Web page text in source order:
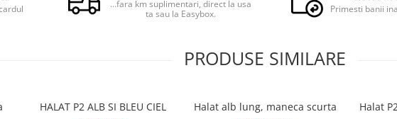
...fara km suplimentari, direct la usa
ta sau la Easybox.
Primesti banii
PRODUSE SIMILARE
HALAT P2 ALB SI BLEU CIEL
Halat alb lung, maneca scurta
Halat